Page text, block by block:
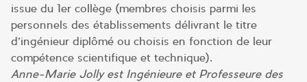
issue du 1er collège (membres choisis parmi les
personnels des établissements délivrant le titre
d’ingénieur diplômé ou choisis en fonction de leur
compétence scientifique et technique).
Anne-Marie Jolly est Ingénieure et Professeure des